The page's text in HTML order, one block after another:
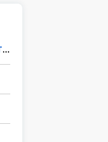
PT Surya Pertiwi Nusantara (TOTO)